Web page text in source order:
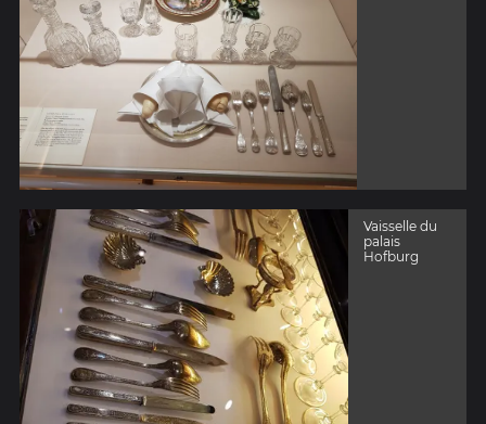
Vaisselle du
palais
Hofburg